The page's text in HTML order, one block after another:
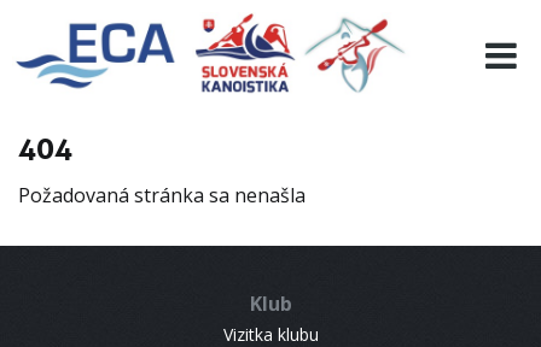
404
Požadovaná stránka sa nenašla
Klub
Vizitka klubu
EURO 19
INFO
RESULTS
CONTACT